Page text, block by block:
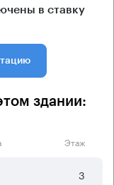
в ставку
здании:
Этаж
3